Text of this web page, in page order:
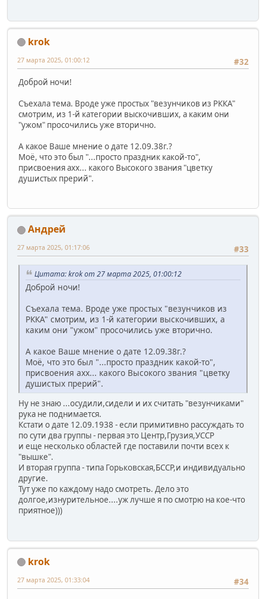
krok
#32
27 марта 2025, 01:00:12
Доброй ночи!
Съехала тема. Вроде уже простых "везунчиков из РККА"
смотрим, из 1-й категории выскочивших, а каким они
"ужом" просочились уже вторично.
А какое Ваше мнение о дате 12.09.38г.?
Моё, что это был "...просто праздник какой-то",
присвоения ахх... какого Высокого звания "цветку
душистых прерий".
Андрей
#33
27 марта 2025, 01:17:06
Цитата: krok от 27 марта 2025, 01:00:12
Доброй ночи!
Съехала тема. Вроде уже простых "везунчиков из
РККА" смотрим, из 1-й категории выскочивших, а
каким они "ужом" просочились уже вторично.
А какое Ваше мнение о дате 12.09.38г.?
Моё, что это был "...просто праздник какой-то",
присвоения ахх... какого Высокого звания "цветку
душистых прерий".
Ну не знаю ...осудили,сидели и их считать "везунчиками"
рука не поднимается.
Кстати о дате 12.09.1938 - если примитивно рассуждать то
по сути два группы - первая это Центр,Грузия,УССР
и еще несколько областей где поставили почти всех к
"вышке".
И вторая группа - типа Горьковская,БССР,и индивидуально
другие.
Тут уже по каждому надо смотреть. Дело это
долгое,изнурительное....уж лучше я по смотрю на кое-что
приятное)))
krok
#34
27 марта 2025, 01:33:04